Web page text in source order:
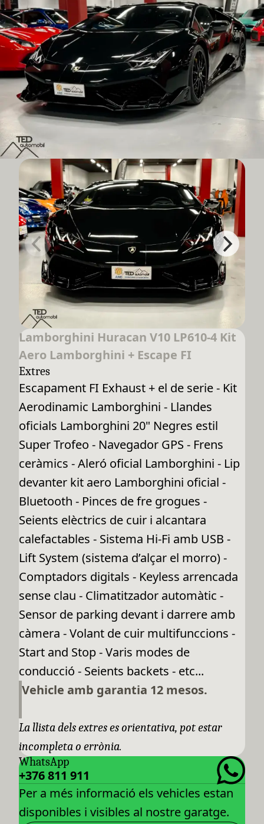
Lamborghini Huracan V10 LP610-4 Kit
Aero Lamborghini + Escape FI
Extres
Escapament FI Exhaust + el de serie - Kit
Aerodinamic Lamborghini - Llandes
oficials Lamborghini 20" Negres estil
Super Trofeo - Navegador GPS - Frens
ceràmics - Aleró oficial Lamborghini - Lip
devanter kit aero Lamborghini oficial -
Bluetooth - Pinces de fre grogues -
Seients elèctrics de cuir i alcantara
calefactables - Sistema Hi-Fi amb USB -
Lift System (sistema d’alçar el morro) -
Comptadors digitals - Keyless arrencada
sense clau - Climatitzador automàtic -
Sensor de parking devant i darrere amb
càmera - Volant de cuir multifunccions -
Start and Stop - Varis modes de
conducció - Seients backets - etc...
Vehicle amb garantia 12 mesos.
La llista dels extres es orientativa, pot estar
incompleta o errònia.
WhatsApp
+376 811 911
Per a més informació els vehicles estan
disponibles i visibles al nostre garatge.